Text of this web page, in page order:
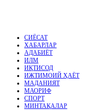
СИЁСАТ
ХАБАРЛАР
АДАБИЁТ
ИЛМ
ИҚТИСОД
ИЖТИМОИЙ ҲАЁТ
МАДАНИЯТ
МАОРИФ
СПОРТ
МИНТАҚАЛАР